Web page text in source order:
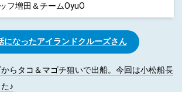
フ増田＆チームOyuO
になったアイランドクルーズさん
らタコ＆マゴチ狙いで出船。今回は小松船長
♪